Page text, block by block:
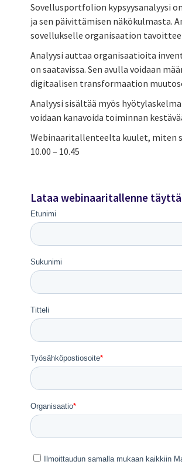
Sovellusportfolion kypsyysanalyysi
ja sen päivittämisen näkökulmasta.
sovellukselle organisaation
Analyysi auttaa organisaatioita
on saatavissa. Sen avulla voidaan
digitaalisen transformaation
Analyysi sisältää myös
voidaan kanavoida toiminnan
Webinaaritallenteelta kuulet, miten
10.00 – 10.45
Lataa webinaaritallenne